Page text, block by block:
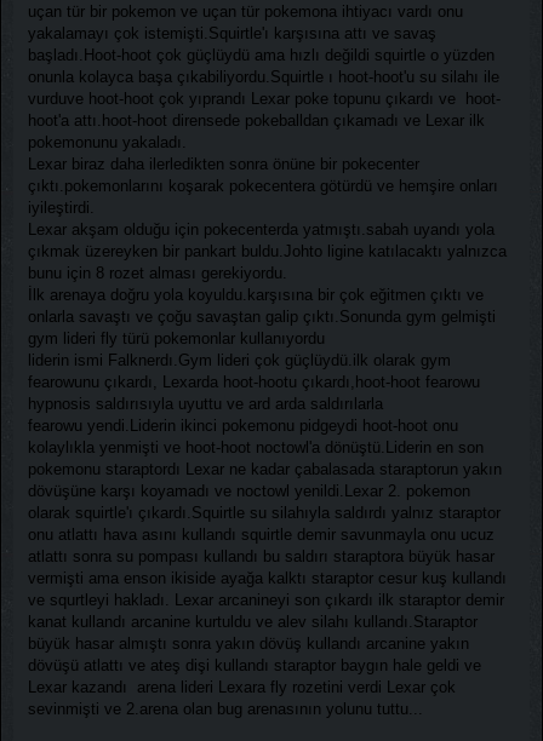
uçan tür bir pokemon ve uçan tür pokemona ihtiyacı vardı onu
yakalamayı çok istemişti.Squirtle'ı karşısına attı ve savaş
başladı.Hoot-hoot çok güçlüydü ama hızlı değildi squirtle o yüzden
onunla kolayca başa çıkabiliyordu.Squirtle ı hoot-hoot'u su silahı ile
vurduve hoot-hoot çok yıprandı Lexar poke topunu çıkardı ve hoot-
hoot'a attı.hoot-hoot dirensede pokeballdan çıkamadı ve Lexar ilk
pokemonunu yakaladı.
Lexar biraz daha ilerledikten sonra önüne bir pokecenter
çıktı.pokemonlarını koşarak pokecentera götürdü ve hemşire onları
iyileştirdi.
Lexar akşam olduğu için pokecenterda yatmıştı.sabah uyandı yola
çıkmak üzereyken bir pankart buldu.Johto ligine katılacaktı yalnızca
bunu için 8 rozet alması gerekiyordu.
İlk arenaya doğru yola koyuldu.karşısına bir çok eğitmen çıktı ve
onlarla savaştı ve çoğu savaştan galip çıktı.Sonunda gym gelmişti
gym lideri fly türü pokemonlar kullanıyordu
liderin ismi Falknerdı.Gym lideri çok güçlüydü.ilk olarak gym
fearowunu çıkardı, Lexarda hoot-hootu çıkardı,hoot-hoot fearowu
hypnosis saldırısıyla uyuttu ve ard arda saldırılarla
fearowu yendi.Liderin ikinci pokemonu pidgeydi hoot-hoot onu
kolaylıkla yenmişti ve hoot-hoot noctowl'a dönüştü.Liderin en son
pokemonu staraptordı Lexar ne kadar çabalasada staraptorun yakın
dövüşüne karşı koyamadı ve noctowl yenildi.Lexar 2. pokemon
olarak squirtle'ı çıkardı.Squirtle su silahıyla saldırdı yalnız staraptor
onu atlattı hava asını kullandı squirtle demir savunmayla onu ucuz
atlattı sonra su pompası kullandı bu saldırı staraptora büyük hasar
vermişti ama enson ikiside ayağa kalktı staraptor cesur kuş kullandı
ve squrtleyi hakladı. Lexar arcanineyi son çıkardı ilk staraptor demir
kanat kullandı arcanine kurtuldu ve alev silahı kullandı.Staraptor
büyük hasar almıştı sonra yakın dövüş kullandı arcanine yakın
dövüşü atlattı ve ateş dişi kullandı staraptor baygın hale geldi ve
Lexar kazandı arena lideri Lexara fly rozetini verdi Lexar çok
sevinmişti ve 2.arena olan bug arenasının yolunu tuttu...